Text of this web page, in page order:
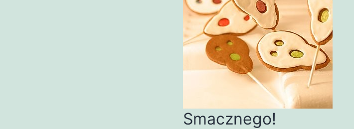
Smacznego!